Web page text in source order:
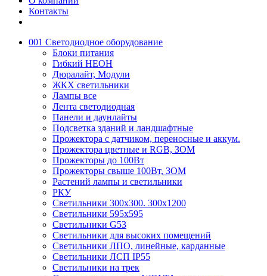
Контакты
001 Светодиодное оборудование
Блоки питания
Гибкий НЕОН
Дюралайт, Модули
ЖКХ светильники
Лампы все
Лента светодиодная
Панели и даунлайты
Подсветка зданий и ландшафтные
Прожектора с датчиком, переносные и аккум.
Прожектора цветные и RGB, ЗОМ
Прожекторы до 100Вт
Прожекторы свыше 100Вт, ЗОМ
Растений лампы и светильники
РКУ
Светильники 300х300. 300х1200
Светильники 595х595
Светильники G53
Светильники для высоких помещений
Светильники ЛПО, линейные, карданные
Светильники ЛСП IP55
Светильники на трек